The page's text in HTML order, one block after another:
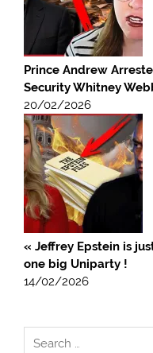
Prince Andrew
Security Whitney
20/02/2026
« Jeffrey Epstein is
one big Uniparty !
14/02/2026